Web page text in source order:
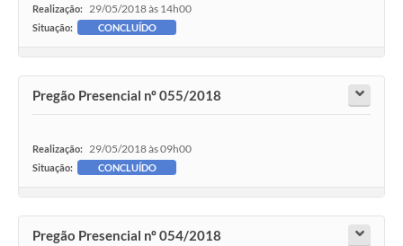
Realização: 29/05/2018 às 14h00
Situação: CONCLUÍDO
Pregão Presencial nº 055/2018
Realização: 29/05/2018 às 09h00
Situação: CONCLUÍDO
Pregão Presencial nº 054/2018